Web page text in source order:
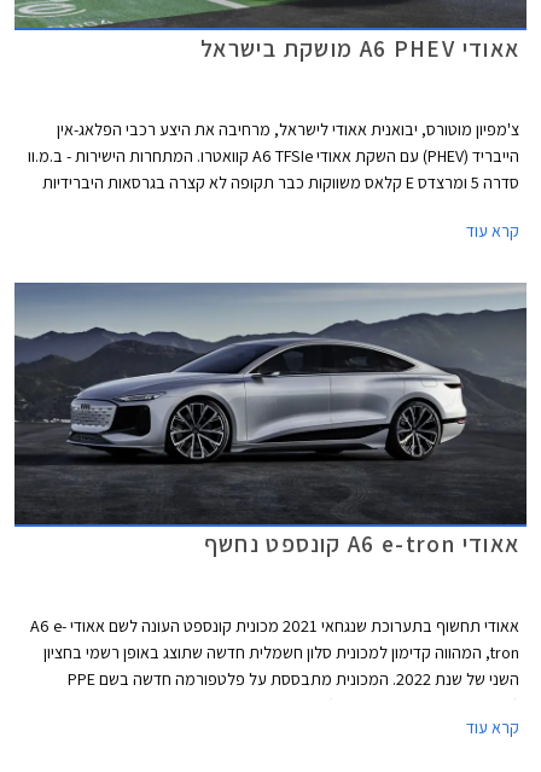
אאודי A6 PHEV מושקת בישראל
צ'מפיון מוטורס, יבואנית אאודי לישראל, מרחיבה את היצע רכבי הפלאג-אין
הייבריד (PHEV) עם השקת אאודי A6 TFSIe קוואטרו. המתחרות הישירות - ב.מ.וו
סדרה 5 ומרצדס E קלאס משווקות כבר תקופה לא קצרה בגרסאות היברידיות
ביחס לגרסאות בנזין מקבילות.
קרא עוד
אאודי A6 e-tron קונספט נחשף
אאודי תחשוף בתערוכת שנגחאי 2021 מכונית קונספט העונה לשם אאודי A6 e-
tron, המהווה קדימון למכונית סלון חשמלית חדשה שתוצג באופן רשמי בחציון
השני של שנת 2022. המכונית מתבססת על פלטפורמה חדשה בשם PPE
קרא עוד